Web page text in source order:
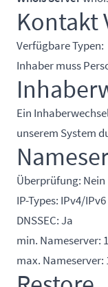
Kontakt
Verfügbare Typen:
Inhaber muss
Ein
unserem System
Überprüfung: Nein
IP-Types: IPv4/IPv6
DNSSEC: Ja
min. Nameserver: 1
max. Nameserver: